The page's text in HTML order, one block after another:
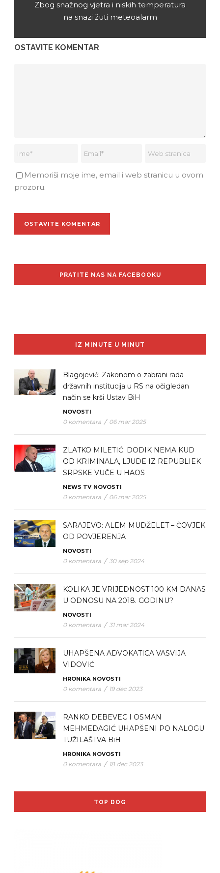
Zbog snažnog vjetra i niskih temperatura
na snazi žuti meteoalarm
OSTAVITE KOMENTAR
Memoriši moje ime, email i web stranicu u ovom
prozoru.
PRATITE NAS NA FACEBOOKU
IZ MINUTE U MINUT
Blagojević: Zakonom o zabrani rada
državnih institucija u RS na očigledan
način se krši Ustav BiH
NOVOSTI
0 komentara / 06 mar 2025
ZLATKO MILETIĆ: DODIK NEMA KUD
OD KRIMINALA, LJUDE IZ REPUBLIEK
SRPSKE VUČE U HAOS
NEWS TV NOVOSTI
0 komentara / 06 mar 2025
SARAJEVO: ALEM MUDŽELET – ČOVJEK
OD POVJERENJA
NOVOSTI
0 komentara / 30 sep 2024
KOLIKA JE VRIJEDNOST 100 KM DANAS
U ODNOSU NA 2018. GODINU?
NOVOSTI
0 komentara / 31 mar 2024
UHAPŠENA ADVOKATICA VASVIJA
VIDOVIĆ
HRONIKA NOVOSTI
0 komentara / 19 dec 2023
RANKO DEBEVEC I OSMAN
MEHMEDAGIĆ UHAPŠENI PO NALOGU
TUŽILAŠTVA BiH
HRONIKA NOVOSTI
0 komentara / 18 dec 2023
TOP DOG